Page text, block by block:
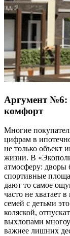
Аргумент №6:
комфорт
Многие
цифрам в
не только объект
жизни. В
атмосферу: дворы
спортивные
дают то самое
часто не хватает
семей с детьми
коляской,
выхлопами
важнее лишних